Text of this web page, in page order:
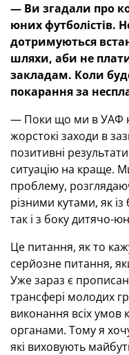
— Ви згадали про
юних футболістів.
дотримуються
шляхи, аби не
закладам. Коли
покарання за
— Поки що ми в УАФ
жорстокі заходи в
позитивні
ситуацію на краще.
проблему,
різними кутами, як
так і з боку дитячо-
Це питання, як то
серйозне питання,
Уже зараз є
трансфері молодих
виконання всіх умов
органами. Тому я
які виховують